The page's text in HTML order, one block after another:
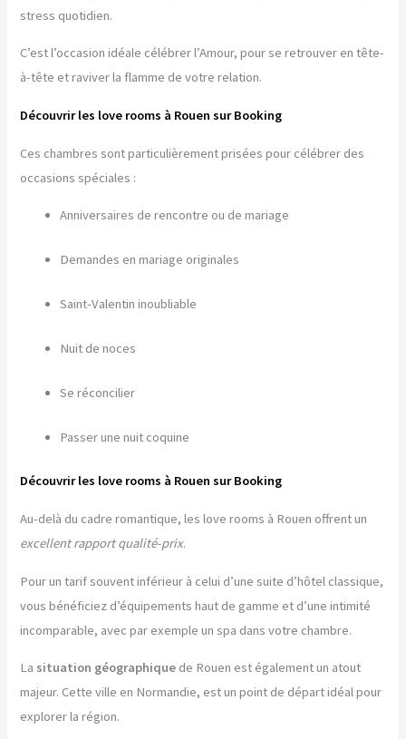
stress quotidien.
C’est l’occasion idéale célébrer l’Amour, pour se retrouver en tête-
à-tête et raviver la flamme de votre relation.
Découvrir les love rooms à Rouen sur Booking
Ces chambres sont particulièrement prisées pour célébrer des
occasions spéciales :
Anniversaires de rencontre ou de mariage
Demandes en mariage originales
Saint-Valentin inoubliable
Nuit de noces
Se réconcilier
Passer une nuit coquine
Découvrir les love rooms à Rouen sur Booking
Au-delà du cadre romantique, les love rooms à Rouen offrent un
excellent rapport qualité-prix.
Pour un tarif souvent inférieur à celui d’une suite d’hôtel classique,
vous bénéficiez d’équipements haut de gamme et d’une intimité
incomparable, avec par exemple un spa dans votre chambre.
La situation géographique de Rouen est également un atout
majeur. Cette ville en Normandie, est un point de départ idéal pour
explorer la région.